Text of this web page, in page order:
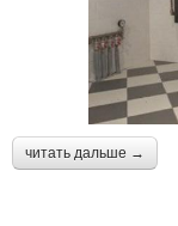
читать дальше →